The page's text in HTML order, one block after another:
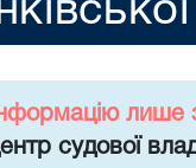
лише
судової